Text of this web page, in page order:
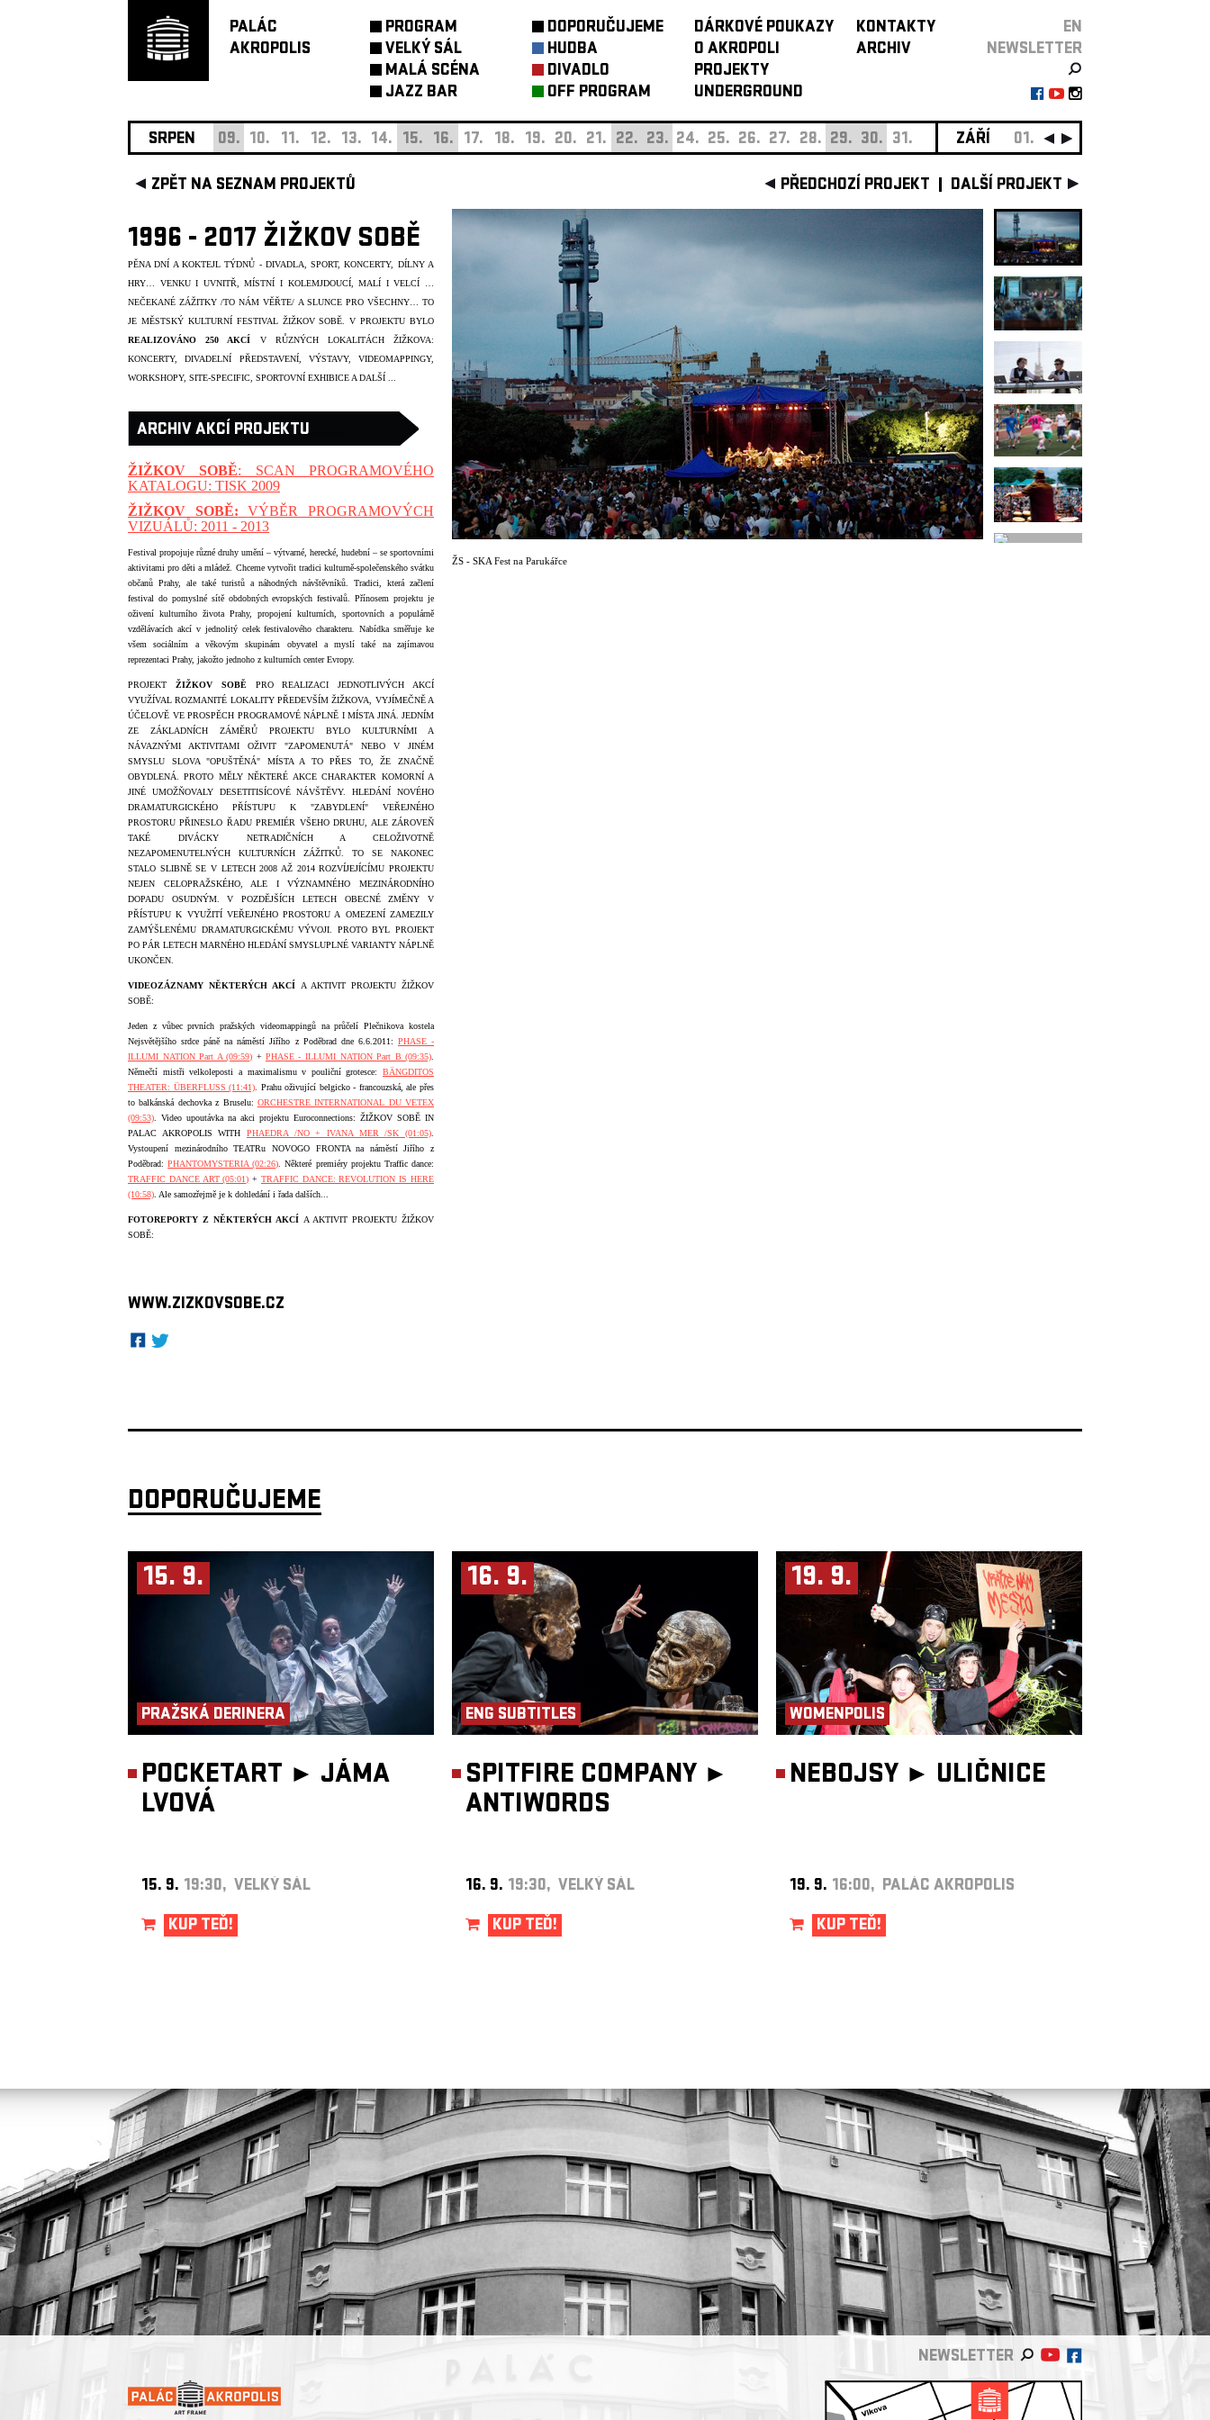
PALÁC
AKROPOLIS
PROGRAM
VELKÝ SÁL
MALÁ SCÉNA
JAZZ BAR
DOPORUČUJEME
HUDBA
DIVADLO
OFF PROGRAM
DÁRKOVÉ POUKAZY
O AKROPOLI
PROJEKTY
UNDERGROUND
KONTAKTY
ARCHIV
EN
NEWSLETTER
SRPEN 09. 10. 11. 12. 13. 14. 15. 16. 17. 18. 19. 20. 21. 22. 23. 24. 25. 26. 27. 28. 29. 30. 31. ZÁŘÍ 01. 02.
ZPĚT NA SEZNAM PROJEKTŮ PŘEDCHOZÍ PROJEKT DALŠÍ PROJEKT
1996 - 2017 ŽIŽKOV SOBĚ
PĚNA DNÍ A KOKTEJL TÝDNŮ - DIVADLA, SPORT, KONCERTY, DÍLNY A
HRY… VENKU I UVNITŘ, MÍSTNÍ I KOLEMJDOUCÍ, MALÍ I VELCÍ …
NEČEKANÉ ZÁŽITKY /TO NÁM VĚŘTE/ A SLUNCE PRO VŠECHNY… TO
JE MĚSTSKÝ KULTURNÍ FESTIVAL ŽIŽKOV SOBĚ. V PROJEKTU BYLO
REALIZOVÁNO 250 AKCÍ V RŮZNÝCH LOKALITÁCH ŽIŽKOVA:
KONCERTY, DIVADELNÍ PŘEDSTAVENÍ, VÝSTAVY, VIDEOMAPPINGY,
WORKSHOPY, SITE-SPECIFIC, SPORTOVNÍ EXHIBICE A DALŠÍ ...
ARCHIV AKCÍ PROJEKTU
ŽIŽKOV SOBĚ: SCAN PROGRAMOVÉHO
KATALOGU: TISK 2009
ŽIŽKOV SOBĚ:
VÝBĚR PROGRAMOVÝCH
VIZUÁLŮ: 2011 - 2013
Festival propojuje různé druhy umění – výtvarné, herecké, hudební – se sportovními
aktivitami pro děti a mládež. Chceme vytvořit tradici kulturně-společenského svátku
občanů Prahy, ale také turistů a náhodných návštěvníků. Tradici, která začlení
festival do pomyslné sítě obdobných evropských festivalů. Přínosem projektu je
oživení kulturního života Prahy, propojení kulturních, sportovních a populárně
vzdělávacích akcí v jednolitý celek festivalového charakteru .Nabídka směřuje ke
všem sociálním a věkovým skupinám obyvatel a myslí také na zajímavou
reprezentaci Prahy, jakožto jednoho z kulturních center Evropy.
PROJEKT ŽIŽKOV SOBĚPRO REALIZACI JEDNOTLIVÝCH AKCÍ
VYUŽÍVAL ROZMANITÉ LOKALITY PŘEDEVŠÍM ŽIŽKOVA, VYJÍMEČNĚ A
ÚČELOVĚ VE PROSPĚCH PROGRAMOVÉ NÁPLNĚ I MÍSTA JINÁ. JEDNÍM
ZE ZÁKLADNÍCH ZÁMĚRŮ PROJEKTU BYLO KULTURNÍMI A
NÁVAZNÝMI AKTIVITAMI OŽIVIT "ZAPOMENUTÁ" NEBO V JINÉM
SMYSLU SLOVA "OPUŠTĚNÁ" MÍSTA A TO PŘES TO, ŽE ZNAČNĚ
OBYDLENÁ. PROTO MĚLY NĚKTERÉ AKCE CHARAKTER KOMORNÍ A
JINÉ UMOŽŇOVALY DESETITISÍCOVÉ NÁVŠTĚVY. HLEDÁNÍ NOVÉHO
DRAMATURGICKÉHO PŘÍSTUPU K "ZABYDLENÍ" VEŘEJNÉHO
PROSTORU PŘINESLO ŘADU PREMIÉR VŠEHO DRUHU, ALE ZÁROVEŇ
TAKÉ DIVÁCKY NETRADIČNÍCH A CELOŽIVOTNĚ
NEZAPOMENUTELNÝCH KULTURNÍCH ZÁŽITKŮ. TO SE NAKONEC
STALO SLIBNĚ SE V LETECH 2008 AŽ 2014 ROZVÍJEJÍCÍMU PROJEKTU
NEJEN CELOPRAŽSKÉHO, ALE I VÝZNAMNÉHO MEZINÁRODNÍHO
DOPADU OSUDNÝM. V POZDĚJŠÍCH LETECH OBECNÉ ZMĚNY V
PŘÍSTUPU K VYUŽITÍ VEŘEJNÉHO PROSTORU A OMEZENÍZAMEZILY
ZAMÝŠLENÉMU DRAMATURGICKÉMU VÝVOJI. PROTO BYL PROJEKT
PO PÁR LETECH MARNÉHO HLEDÁNÍ SMYSLUPLNÉ VARIANTY NÁPLNĚ
UKONČEN.
VIDEOZÁZNAMY NĚKTERÝCH AKCÍ A AKTIVIT PROJEKTU ŽIŽKOV
SOBĚ:
Jeden z vůbec prvních pražských videomappingů na průčelí Plečnikova kostela
Nejsvětějšího srdce páně na náměstí Jiřího z Poděbrad dne 6.6.2011 : PHASE -
ILLUMI_NATION Part A (09:59) +PHASE - ILLUMI_NATION Part B (09:35)
Němečtí mistři velkoleposti a maximalismu v pouliční grotesce: BÄNGDITOS
THEATER: ÜBERFLUSS (11:41) . Prahu oživující belgicko - francouzská, ale přes
to balkánská dechovka z Bruselu: ORCHESTRE INTERNATIONAL DU VETEX
(09:53) . Video upoutávka na akci projektu Euroconnections: ŽIŽKOV SOBĚ IN
PALAC AKROPOLIS WITH PHAEDRA /NO + IVANA MER /SK (01:05)
Vystoupení mezinárodního TEATRu NOVOGO FRONTA na náměstí Jiřího z
Poděbrad:PHANTOMYSTERIA (02:26) . Některé premiéry projektu Traffic dance:
TRAFFIC DANCE ART (05:01) + TRAFFIC DANCE: REVOLUTION IS HERE
(10:58) . Ale samozřejmě je k dohledání i řada dalších...
FOTOREPORTY ZNĚKTERÝCH AKCÍ A AKTIVIT PROJEKTU ŽIŽKOV
SOBĚ:
WWW.ZIZKOVSOBE.CZ
ŽS - SKA Fest na Parukářce
DOPORUČUJEME
15. 9.
PRAŽSKÁ DERINERA
POCKETART ► JÁMA
LVOVÁ
15. 9. 19:30, VELKÝ SÁL
KUP TEĎ!
16. 9.
ENG SUBTITLES
SPITFIRE COMPANY ►
ANTIWORDS
16. 9. 19:30, VELKÝ SÁL
KUP TEĎ!
19. 9.
WOMENPOLIS
NEBOJSY ► ULIČNICE
19. 9. 16:00, PALÁC AKROPOLIS
KUP TEĎ!
NEWSLETTER